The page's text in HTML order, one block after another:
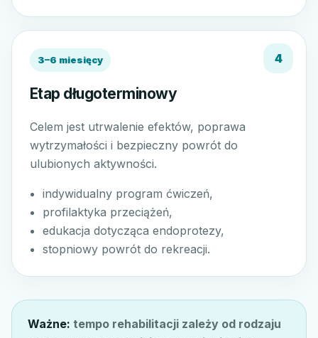
3–6 miesięcy
Etap długoterminowy
Celem jest utrwalenie efektów, poprawa
wytrzymałości i bezpieczny powrót do
ulubionych aktywności.
indywidualny program ćwiczeń,
profilaktyka przeciążeń,
edukacja dotycząca endoprotezy,
stopniowy powrót do rekreacji.
Ważne: tempo rehabilitacji zależy od rodzaju